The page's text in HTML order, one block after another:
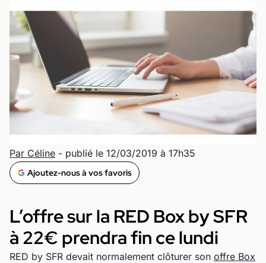
Par Céline - publié le 12/03/2019 à 17h35
Ajoutez-nous à vos favoris
L’offre sur la RED Box by SFR
à 22€ prendra fin ce lundi
RED by SFR devait normalement clôturer son offre Box